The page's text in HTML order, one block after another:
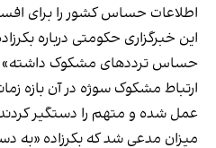
اطلاعات حساس کشور را برای
این خبرگزاری حکومتی درباره
حساس ترددهای مشکوک داشته» و
ارتباط مشکوک سوژه در آن بازه
عمل شده و متهم را دستگیر
میزان مدعی شد که بکرزاده